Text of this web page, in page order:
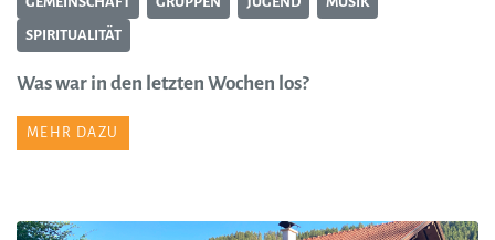
SPIRITUALITÄT
Was war in den letzten Wochen los?
MEHR DAZU